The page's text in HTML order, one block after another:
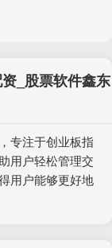
_股票软件鑫东
专注于创业板指
用户轻松管理交
用户能够更好地